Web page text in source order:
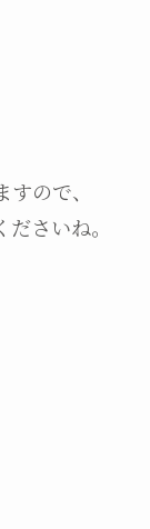
ので、
さいね。